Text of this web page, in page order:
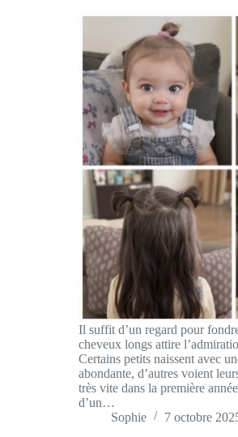
Il suffit d’un regard pour
cheveux longs attire
Certains petits naissent avec
abondante, d’autres voient
très vite dans la première
d’un…
Sophie
7 octobre